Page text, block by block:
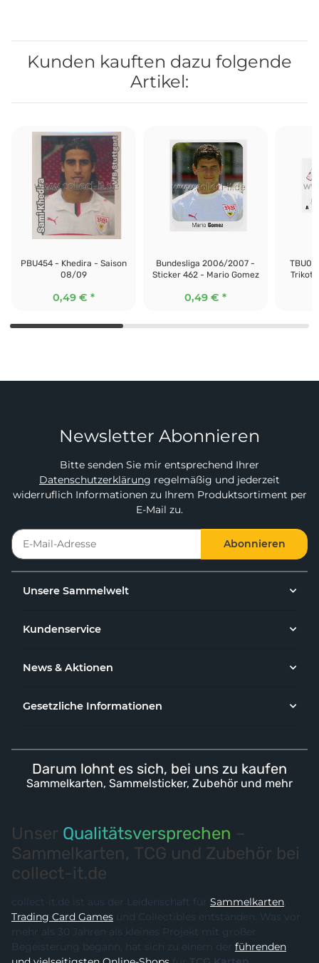
Kunden kauften dazu folgende
Artikel:
PBU454 - Khedira - Saison
08/09
0,49 €*
Bundesliga 2006/2007 -
Sticker 462 - Mario Gomez
0,49 €*
Trikots
Newsletter Abonnieren
Bitte senden Sie mir entsprechend Ihrer
Datenschutzerklärung regelmäßig und jederzeit
widerruflich Informationen zu Ihrem Produktsortiment per
E-Mail zu.
Abonnieren
Unsere Sammelwelt
Kundenservice
News & Aktionen
Gesetzliche Informationen
Darum lohnt es sich, bei uns zu kaufen
Sammelkarten, Sammelsticker, Zubehör und mehr
Unser Qualitätsversprechen –
Sammelkarten, TCG und Zubehör bei
collect-it.de
collect-it.de ist aus der Leidenschaft für Sammelkarten,
Trading Card Games und Collectibles entstanden. Was vor
mehr als 30 Jahren als kleines Projekt mit großer
Begeisterung begann, hat sich zu einem der führenden